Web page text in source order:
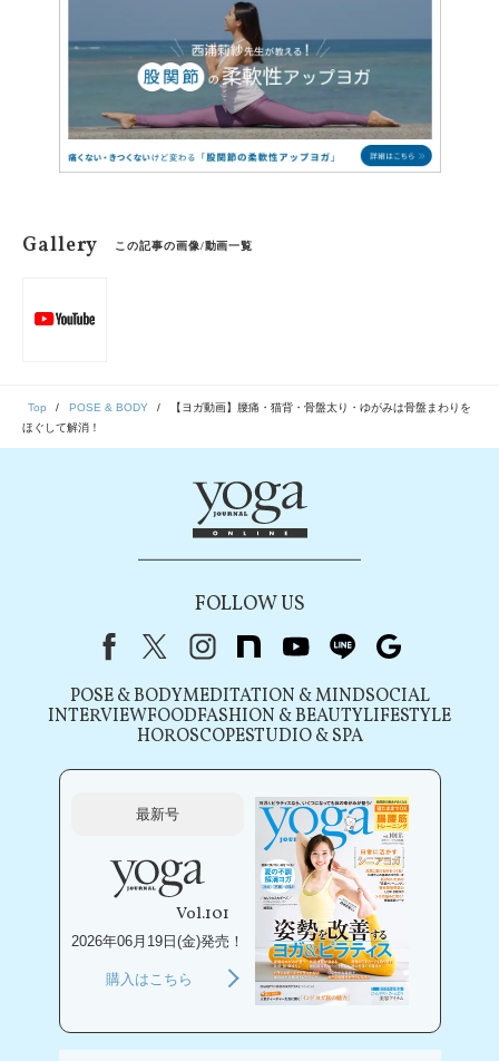
歪みが原因かもしれません。体の歪みについて知って、
対処していきましょう。
Gallery この記事の画像/動画一覧
Top POSE & BODY
【ヨガ動画】腰痛・猫背・骨盤太り・ゆがみは骨盤まわりを
ほぐして解消！
FOLLOW US
FacebookX（旧Twitter）
instagram
note youtubeline
POSE & BODYMEDITATION & MINDSOCIAL
INTERVIEWFOODFASHION & BEAUTYLIFESTYLE
HOROSCOPESTUDIO & SPA
最新号
Vol.101
2026年06月19日(金)発売！
購入はこちら